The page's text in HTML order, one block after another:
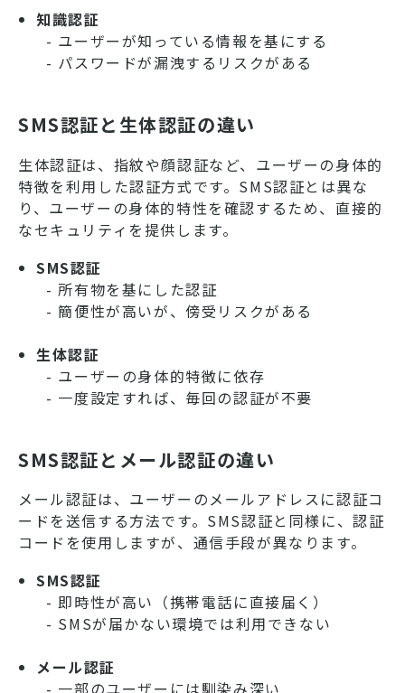
知識認証
- ユーザーが知っている情報を基にする
- パスワードが漏洩するリスクがある
SMS認証と生体認証の違い
生体認証は、指紋や顔認証など、ユーザーの身体的
特徴を利用した認証方式です。SMS認証とは異な
り、ユーザーの身体的特性を確認するため、直接的
なセキュリティを提供します。
SMS認証
- 所有物を基にした認証
- 簡便性が高いが、傍受リスクがある
生体認証
- ユーザーの身体的特徴に依存
- 一度設定すれば、毎回の認証が不要
SMS認証とメール認証の違い
メール認証は、ユーザーのメールアドレスに認証コ
ードを送信する方法です。SMS認証と同様に、認証
コードを使用しますが、通信手段が異なります。
SMS認証
- 即時性が高い（携帯電話に直接届く）
- SMSが届かない環境では利用できない
メール認証
- 一部のユーザーには馴染み深い